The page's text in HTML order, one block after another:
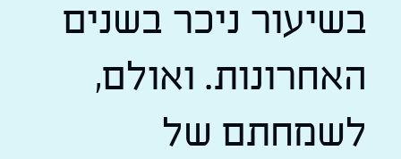
בשיעור ניכר בשנים
האחרונות. ואולם,
לשמחתם של